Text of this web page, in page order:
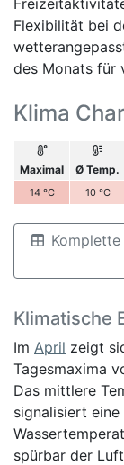
Flexibilität bei
des Monats für
Klima
Maximal Ø Temp.
14 °C 10 °C
Klimatische
Im April zeigt
Tagesmaxima
Das mittlere
signalisiert eine
spürbar der